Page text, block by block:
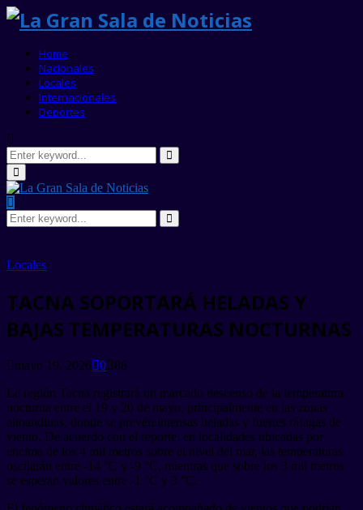
Home
Nacionales
Locales
Internacionales
Deportes
Search
for:
Search
Primary
Menu
Search
for:
Search
Locales
TACNA SOPORTARÁ HELADAS Y
BAJAS TEMPERATURAS NOCTURNAS
mayo 19, 2026 0
86
La región Tacna registrará un marcado descenso de la temperatura
nocturna entre el 19 y 20 de mayo, principalmente en las zonas
altoandinas, donde se prevén intensas heladas y fuertes ráfagas de
viento. De acuerdo con el reporte, en localidades ubicadas por
encima de los 4 mil metros sobre el nivel del mar, las temperaturas
oscilarán entre -14 °C y -9 °C, mientras que sobre los 3 mil metros
se esperan valores entre -1 °C y 3 °C.